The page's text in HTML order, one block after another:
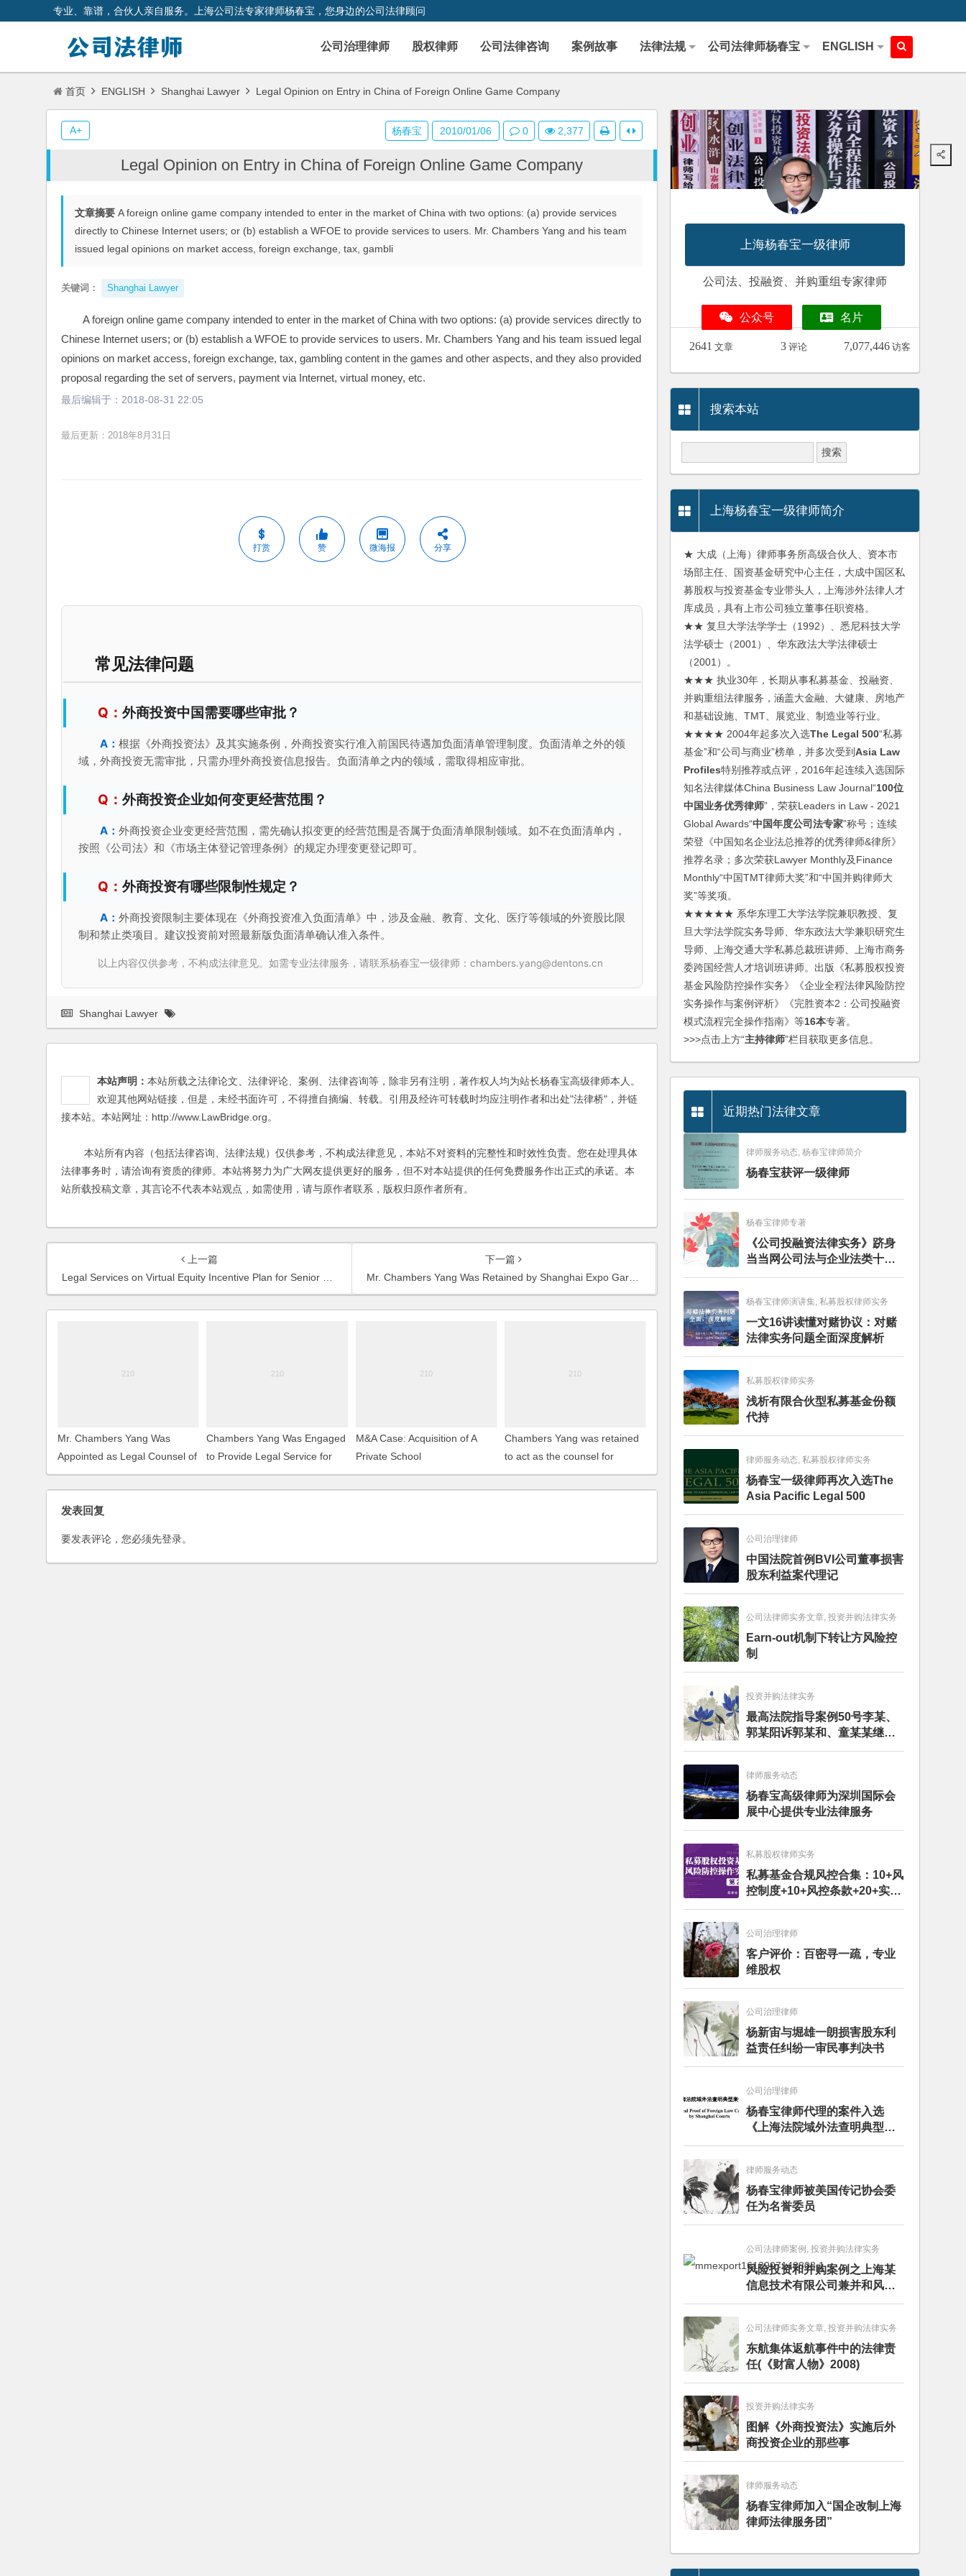
专业、靠谱，合伙人亲自服务。上海公司法专家律师杨春宝，您身边的公司法律顾问
公司治理律师 股权律师 公司法律咨询 案例故事 法律法规 公司法律师杨春宝 ENGLISH
首页 ENGLISH Shanghai Lawyer Legal Opinion on Entry in China of Foreign Online Game Company
Legal Opinion on Entry in China of Foreign Online Game Company
文章摘要 A foreign online game company intended to enter in the market of China with two options: (a) provide services
directly to Chinese Internet users; or (b) establish a WFOE to provide services to users. Mr. Chambers Yang and his team
issued legal opinions on market access, foreign exchange, tax, gambli
关键词： Shanghai Lawyer
A foreign online game company intended to enter in the market of China with two options: (a) provide services directly to
Chinese Internet users; or (b) establish a WFOE to provide services to users. Mr. Chambers Yang and his team issued legal
opinions on market access, foreign exchange, tax, gambling content in the games and other aspects, and they also provided
proposal regarding the set of servers, payment via Internet, virtual money, etc.
最后编辑于： 2018-08-31 22:05
最后更新：2018年8月31日
打赏 赞 微海报 分享
常见法律问题
外商投资中国需要哪些审批？
根据《外商投资法》及其实施条例，外商投资实行准入前国民待遇加负面清单管理制度。负面清单之外的领
域，外商投资无需审批，只需办理外商投资信息报告。负面清单之内的领域，需取得相应审批。
外商投资企业如何变更经营范围？
外商投资企业变更经营范围，需先确认拟变更的经营范围是否属于负面清单限制领域。如不在负面清单内，
按照《公司法》和《市场主体登记管理条例》的规定办理变更登记即可。
外商投资有哪些限制性规定？
外商投资限制主要体现在《外商投资准入负面清单》中，涉及金融、教育、文化、医疗等领域的外资股比限
制和禁止类项目。建议投资前对照最新版负面清单确认准入条件。
以上内容仅供参考，不构成法律意见。如需专业法律服务，请联系杨春宝一级律师：chambers.yang@dentons.cn
杨春宝 2010/01/06 0 2,377
A+
Shanghai Lawyer
本站声明： 本站所载之法律论文、法律评论、案例、法律咨询等，除非另有注明，著作权人均为站长杨春宝高级律师本人。
欢迎其他网站链接，但是，未经书面许可，不得擅自摘编、转载。引用及经许可转载时均应注明作者和出处"法律桥"，并链
接本站。本站网址：http://www.LawBridge.org。
本站所有内容（包括法律咨询、法律法规）仅供参考，不构成法律意见，本站不对资料的完整性和时效性负责。您在处理具体
法律事务时，请洽询有资质的律师。本站将努力为广大网友提供更好的服务，但不对本站提供的任何免费服务作出正式的承诺。本
站所载投稿文章，其言论不代表本站观点，如需使用，请与原作者联系，版权归原作者所有。
上一篇
Legal Services on Virtual Equity Incentive Plan for Senior Managers of a Logistics Company
下一篇
Mr. Chambers Yang Was Retained by Shanghai Expo Gardening Co., Ltd. as a Legal Consultant
Mr. Chambers Yang Was
Appointed as Legal Counsel of
Shanghai Nine Sky Culture
Propagation Co., Ltd.
Chambers Yang Was Engaged
to Provide Legal Service for
the Large Aircraft Project
M&A Case: Acquisition of A
Private School
Chambers Yang was retained
to act as the counsel for
Zhenjiang Export Porcessing
Zone
发表回复
要发表评论，您必须先登录。
上海杨春宝一级律师
公司法、投融资、并购重组专家律师
公众号 名片
2641 文章 3 评论 7,077,446 访客
搜索本站
上海杨春宝一级律师简介
★ 大成（上海）律师事务所高级合伙人、资本市
场部主任、国资基金研究中心主任，大成中国区私
募股权与投资基金专业带头人，上海涉外法律人才
库成员，具有上市公司独立董事任职资格。
★★ 复旦大学法学学士（1992）、悉尼科技大学
法学硕士（2001）、华东政法大学法律硕士
（2001）。
★★★ 执业30年，长期从事私募基金、投融资、
并购重组法律服务，涵盖大金融、大健康、房地产
和基础设施、TMT、展览业、制造业等行业。
★★★★ 2004年起多次入选The Legal 500“私募
基金”和“公司与商业”榜单，并多次受到Asia Law
Profiles特别推荐或点评，2016年起连续入选国际
知名法律媒体China Business Law Journal“100位
中国业务优秀律师”，荣获Leaders in Law - 2021
Global Awards“中国年度公司法专家”称号；连续
荣登《中国知名企业法总推荐的优秀律师&律所》
推荐名录；多次荣获Lawyer Monthly及Finance
Monthly“中国TMT律师大奖”和“中国并购律师大
奖”等奖项。
★★★★★ 系华东理工大学法学院兼职教授、复
旦大学法学院实务导师、华东政法大学兼职研究生
导师、上海交通大学私募总裁班讲师、上海市商务
委跨国经营人才培训班讲师。出版《私募股权投资
基金风险防控操作实务》《企业全程法律风险防控
实务操作与案例评析》《完胜资本2：公司投融资
模式流程完全操作指南》等16本专著。
>>>点击上方“主持律师”栏目获取更多信息。
近期热门法律文章
律师服务动态, 杨春宝律师简介
杨春宝获评一级律师
杨春宝律师专著
《公司投融资法律实务》跻身
当当网公司法与企业法类十大
畅销图书榜
杨春宝律师演讲集, 私募股权律师实务
一文16讲读懂对赌协议：对赌
法律实务问题全面深度解析
私募股权律师实务
浅析有限合伙型私募基金份额
代持
律师服务动态, 私募股权律师实务
杨春宝一级律师再次入选The
Asia Pacific Legal 500
公司治理律师
中国法院首例BVI公司董事损害
股东利益案代理记
公司法律师实务文章, 投资并购法律实务
Earn-out机制下转让方风险控
制
投资并购法律实务
最高法院指导案例50号李某、
郭某阳诉郭某和、童某某继承
纠纷案
律师服务动态
杨春宝高级律师为深圳国际会
展中心提供专业法律服务
私募股权律师实务
私募基金合规风控合集：10+风
控制度+10+风控条款+20+实务
文章+每月动态
公司治理律师
客户评价：百密寻一疏，专业
维股权
公司治理律师
杨新宙与堀雄一朗损害股东利
益责任纠纷一审民事判决书
公司治理律师
杨春宝律师代理的案件入选
《上海法院域外法查明典型案
例》
律师服务动态
杨春宝律师被美国传记协会委
任为名誉委员
公司法律师案例, 投资并购法律实务
风险投资和并购案例之上海某
信息技术有限公司兼并和风险
投资服务
公司法律师实务文章, 投资并购法律实务
东航集体返航事件中的法律责
任(《财富人物》2008)
投资并购法律实务
图解《外商投资法》实施后外
商投资企业的那些事
律师服务动态
杨春宝律师加入“国企改制上海
律师法律服务团”